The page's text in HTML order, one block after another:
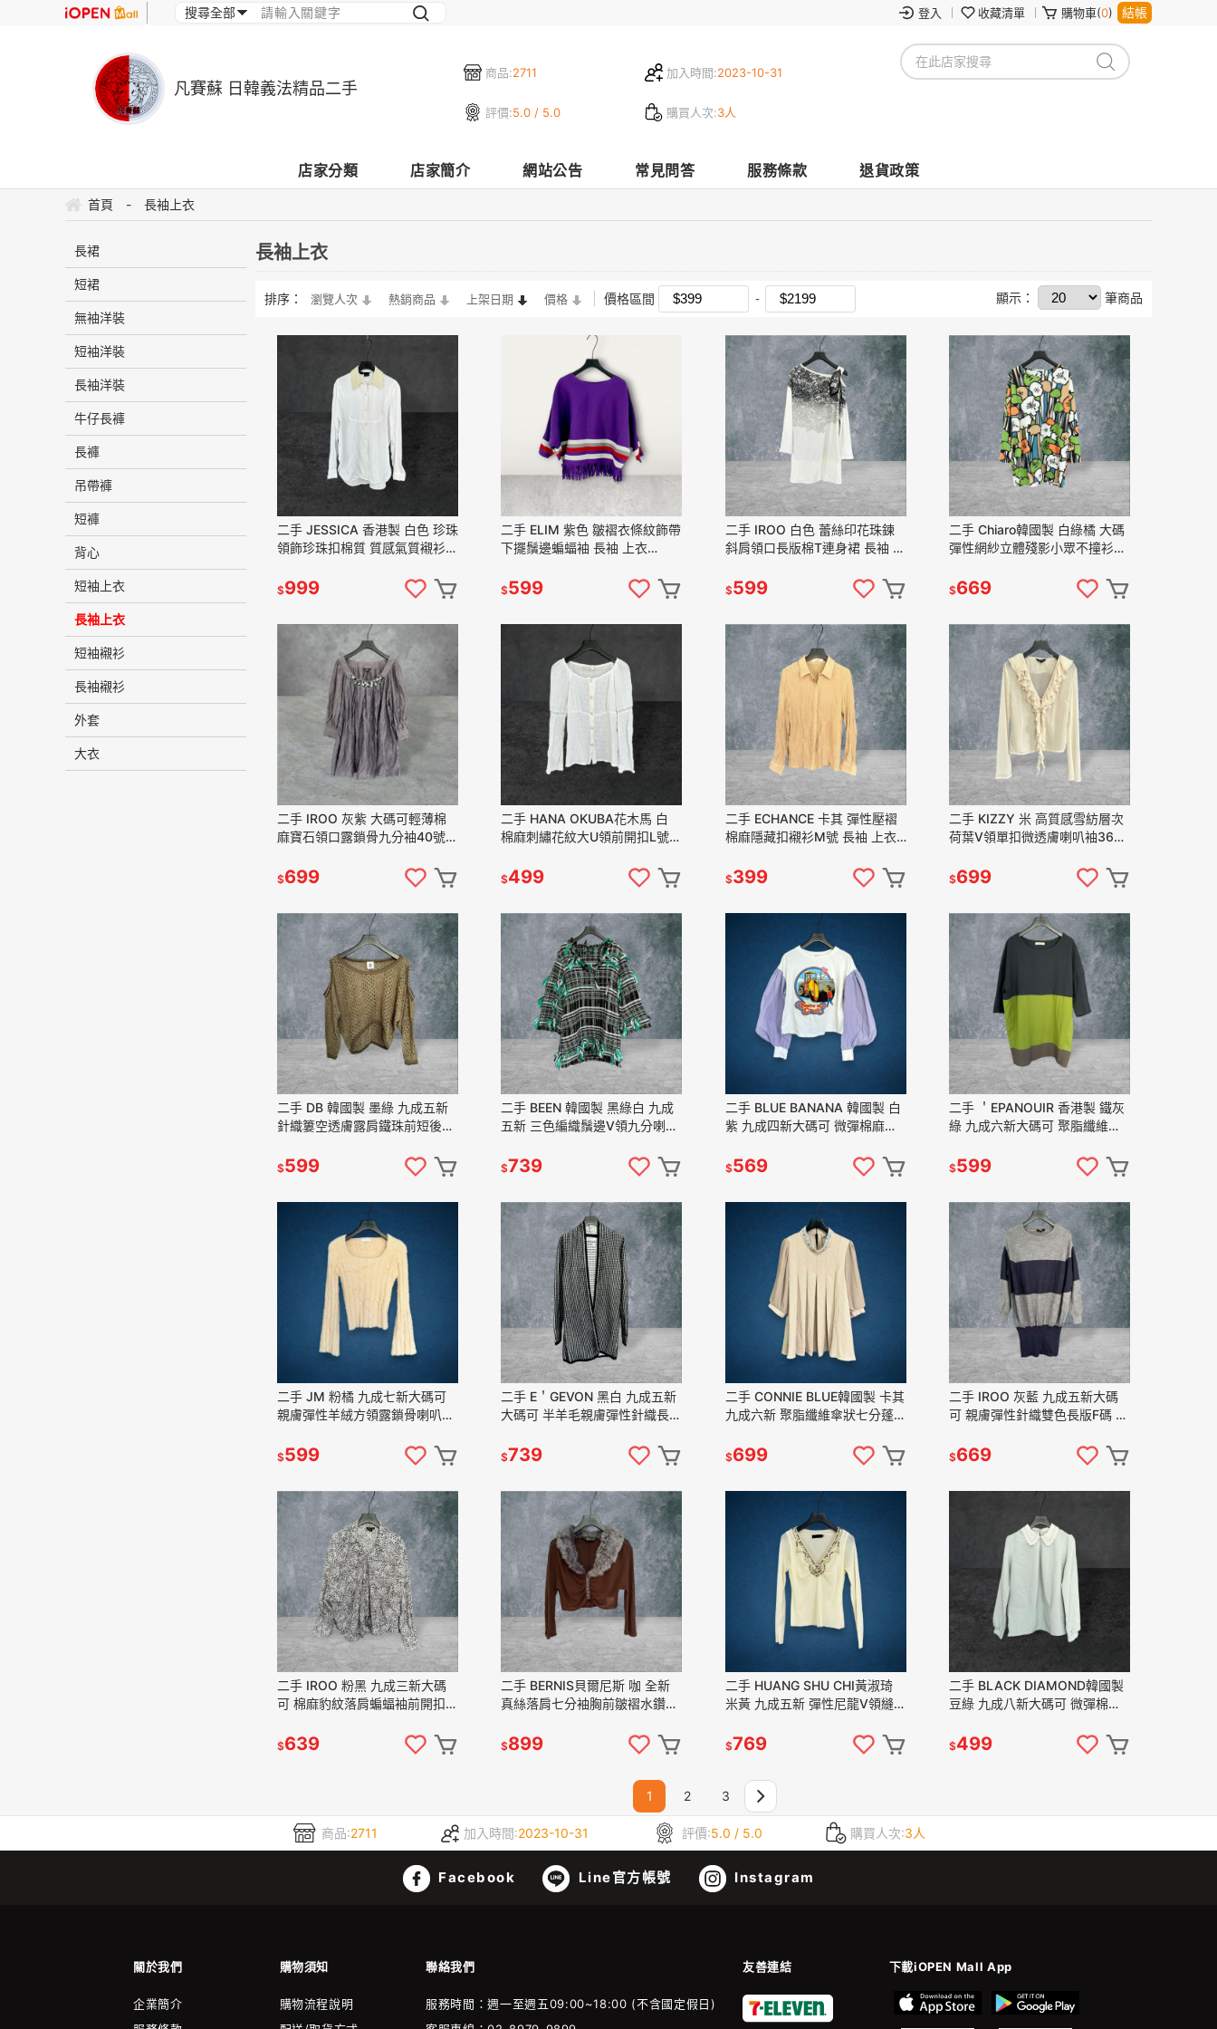
登入 收藏清單 購物車(0) 結帳
商品:2711 加入時間:2023-10-31
評價:5.0 / 5.0 購買人次:3人
凡賽蘇 日韓義法精品二手
店家分類 店家簡介 網站公告 常見問答 服務條款 退貨政策
首頁 - 長袖上衣
長裙
短裙
無袖洋裝
短袖洋裝
長袖洋裝
牛仔長褲
長褲
吊帶褲
短褲
背心
短袖上衣
長袖上衣
短袖襯衫
長袖襯衫
外套
大衣
長袖上衣
排序： 瀏覽人次 熱銷商品 上架日期 價格 價格區間 顯示： 筆商品
二手 JESSICA 香港製 白色 珍珠
領飾珍珠扣棉質 質感氣質襯衫
$999
二手 ELIM 紫色 皺褶衣條紋飾帶
下擺鬚邊蝙蝠袖 長袖 上衣
$599
二手 IROO 白色 蕾絲印花珠鍊
斜肩領口長版棉T連身裙 長袖 上
$599
二手 Chiaro韓國製 白綠橘 大碼
彈性網紗立體殘影小眾不撞衫長
VA520 ﹝凡賽蘇﹞
$669
二手 IROO 灰紫 大碼可輕薄棉
麻寶石領口露鎖骨九分袖40號
$699
二手 HANA OKUBA花木馬 白
棉麻刺繡花紋大U領前開扣L號
$499
二手 ECHANCE 卡其 彈性壓褶
棉麻隱藏扣襯衫M號 長袖 上衣
$399
二手 KIZZY 米 高質感雪紡層次
荷葉V領單扣微透膚喇叭袖36號
$699
二手 DB 韓國製 墨綠 九成五新
針織簍空透膚露肩鐵珠前短後長
蘇﹞
$599
二手 BEEN 韓國製 黑綠白 九成
五新 三色編織鬚邊V領九分喇叭
VA1206﹝凡賽蘇﹞
$739
二手 BLUE BANANA 韓國製 白
紫 九成四新大碼可 微彈棉麻宮
VA1206﹝凡賽蘇﹞
$569
二手 ＇EPANOUIR 香港製 鐵灰
綠 九成六新大碼可 聚脂纖維七
VA1206﹝凡賽蘇﹞
$599
二手 JM 粉橘 九成七新大碼可
親膚彈性羊絨方領露鎖骨喇叭袖
VA1206﹝凡賽蘇﹞
$599
二手 E＇GEVON 黑白 九成五新
大碼可 半羊毛親膚彈性針織長版
VA1202﹝凡賽蘇﹞
$739
二手 CONNIE BLUE韓國製 卡其
九成六新 聚脂纖維傘狀七分蓬袖
VA1202﹝凡賽蘇﹞
$699
二手 IROO 灰藍 九成五新大碼
可 親膚彈性針織雙色長版F碼 長
$669
二手 IROO 粉黑 九成三新大碼
可 棉麻豹紋落肩蝙蝠袖前開扣下
VA1125﹝凡賽蘇﹞
$639
二手 BERNIS貝爾尼斯 咖 全新
真絲落肩七分袖胸前皺褶水鑽可
VA1125﹝凡賽蘇﹞
$899
二手 HUANG SHU CHI黃淑琦
米黃 九成五新 彈性尼龍V領縫珠
VA1125﹝凡賽蘇﹞
$769
二手 BLACK DIAMOND韓國製
豆綠 九成八新大碼可 微彈棉麻
VA1125﹝凡賽蘇﹞
$499
1 2 3
商品:2711 加入時間:2023-10-31 評價:5.0 / 5.0 購買人次:3人
Facebook Line官方帳號 Instagram
關於我們 購物須知 聯絡我們 友善連結 下載iOPEN Mall App
企業簡介
購物流程說明
服務時間：週一至週五09:00~18:00 (不含國定假日)